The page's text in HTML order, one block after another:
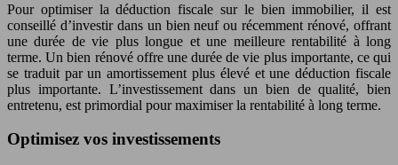
Pour optimiser la déduction fiscale sur le bien immobilier, il est
conseillé d’investir dans un bien neuf ou récemment rénové, offrant
une durée de vie plus longue et une meilleure rentabilité à long
terme. Un bien rénové offre une durée de vie plus importante, ce qui
se traduit par un amortissement plus élevé et une déduction fiscale
plus importante. L’investissement dans un bien de qualité, bien
entretenu, est primordial pour maximiser la rentabilité à long terme.
Optimisez vos investissements